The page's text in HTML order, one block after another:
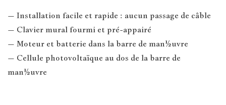
– Installation facile et rapide : aucun passage de câble
– Clavier mural fourmi et pré-appairé
– Moteur et batterie dans la barre de man½uvre
– Cellule photovoltaïque au dos de la barre de
man½uvre